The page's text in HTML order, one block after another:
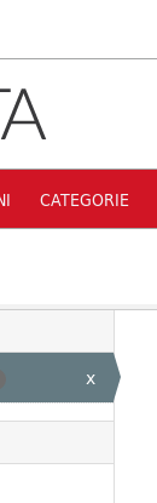
CATEGORIE
x